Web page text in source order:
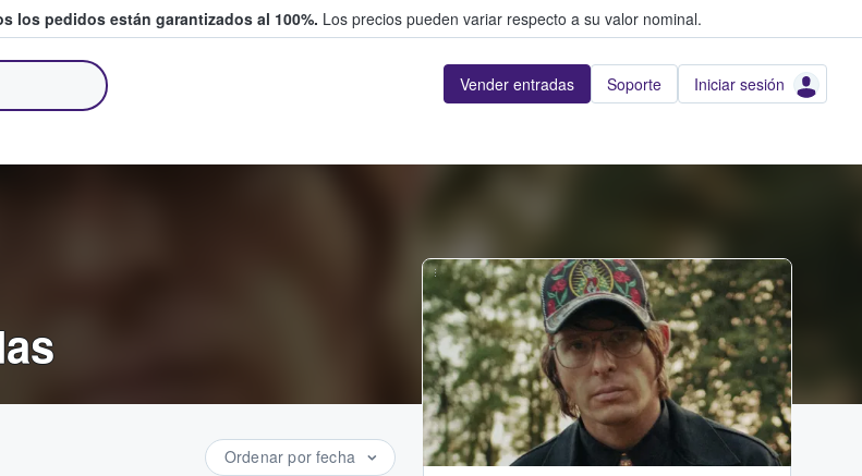
los pedidos están garantizados al 100%. Los precios pueden variar respecto a su valor nominal.
fans Vender entradas Soporte Iniciar sesión
Ordenar por fecha
...